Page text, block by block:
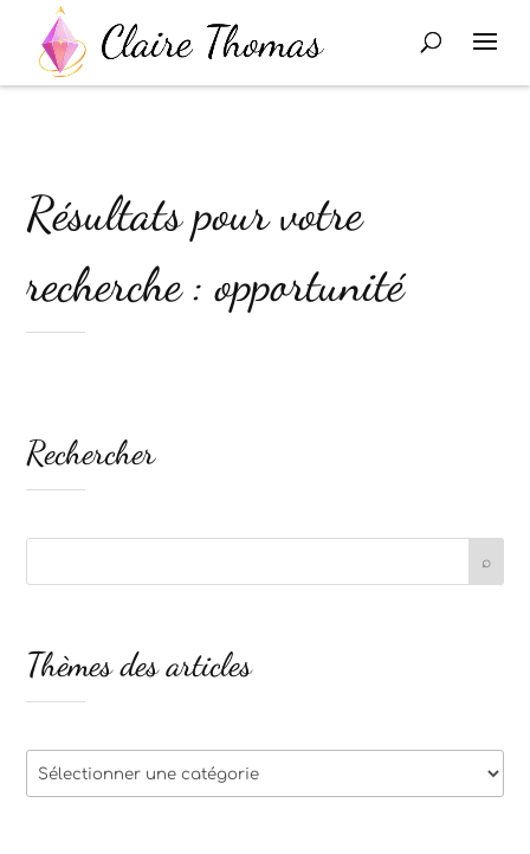
Résultats pour votre
recherche : opportunité
Rechercher
Thèmes des articles
Thèmes
des